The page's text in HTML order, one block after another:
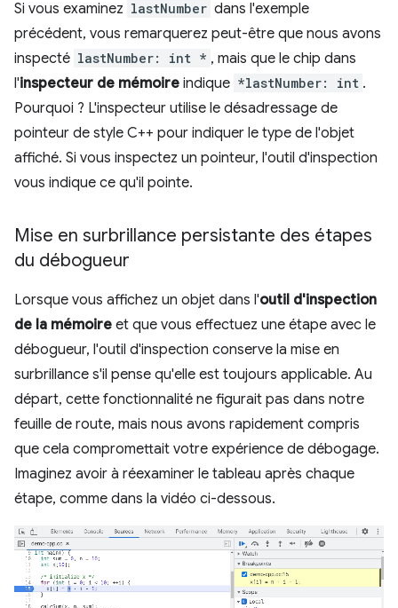
Si vous examinez lastNumber dans l'exemple
précédent, vous remarquerez peut-être que nous avons
inspecté lastNumber: int * , mais que le chip dans
l'inspecteur de mémoire indique *lastNumber: int .
Pourquoi ? L'inspecteur utilise le désadressage de
pointeur de style C++ pour indiquer le type de l'objet
affiché. Si vous inspectez un pointeur, l'outil d'inspection
vous indique ce qu'il pointe.
Mise en surbrillance persistante des étapes
du débogueur
Lorsque vous affichez un objet dans l'outil d'inspection
de la mémoire et que vous effectuez une étape avec le
débogueur, l'outil d'inspection conserve la mise en
surbrillance s'il pense qu'elle est toujours applicable. Au
départ, cette fonctionnalité ne figurait pas dans notre
feuille de route, mais nous avons rapidement compris
que cela compromettait votre expérience de débogage.
Imaginez avoir à réexaminer le tableau après chaque
étape, comme dans la vidéo ci-dessous.